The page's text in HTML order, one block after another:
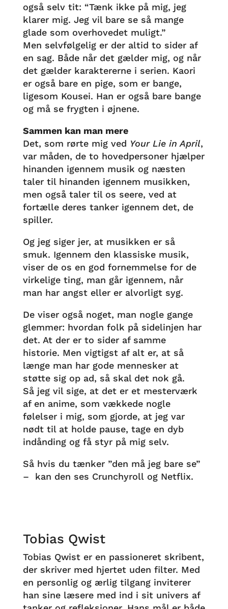
også selv tit: “Tænk ikke på mig, jeg
klarer mig. Jeg vil bare se så mange
glade som overhovedet muligt.”
Men selvfølgelig er der altid to sider af
en sag. Både når det gælder mig, og når
det gælder karaktererne i serien. Kaori
er også bare en pige, som er bange,
ligesom Kousei. Han er også bare bange
og må se frygten i øjnene.
Sammen kan man mere
Det, som rørte mig ved Your Lie in April,
var måden, de to hovedpersoner hjælper
hinanden igennem musik og næsten
taler til hinanden igennem musikken,
men også taler til os seere, ved at
fortælle deres tanker igennem det, de
spiller.
Og jeg siger jer, at musikken er så
smuk. Igennem den klassiske musik,
viser de os en god fornemmelse for de
virkelige ting, man går igennem, når
man har angst eller er alvorligt syg.
De viser også noget, man nogle gange
glemmer: hvordan folk på sidelinjen har
det. At der er to sider af samme
historie. Men vigtigst af alt er, at så
længe man har gode mennesker at
støtte sig op ad, så skal det nok gå.
Så jeg vil sige, at det er et mesterværk
af en anime, som vækkede nogle
følelser i mig, som gjorde, at jeg var
nødt til at holde pause, tage en dyb
indånding og få styr på mig selv.
Så hvis du tænker ”den må jeg bare se”
– kan den ses Crunchyroll og Netflix.
Tobias Qwist
Tobias Qwist er en passioneret skribent,
der skriver med hjertet uden filter. Med
en personlig og ærlig tilgang inviterer
han sine læsere med ind i sit univers af